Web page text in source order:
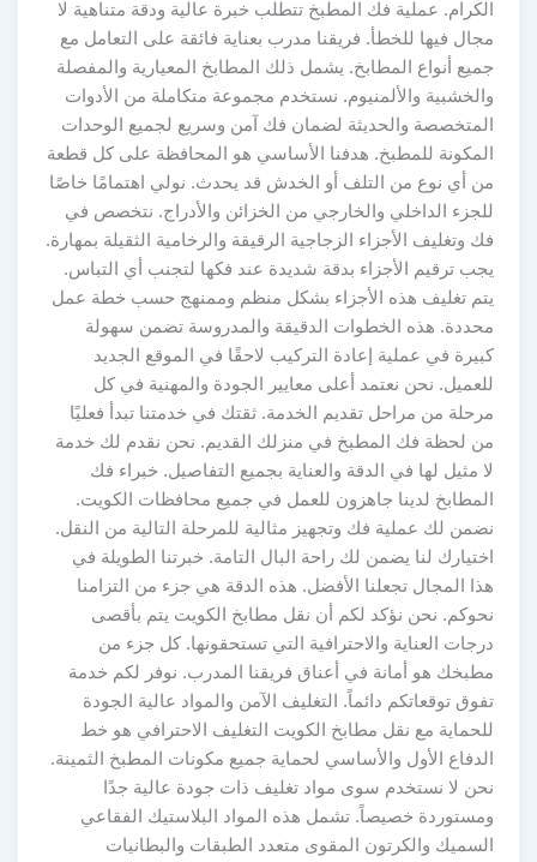
الكرام. عملية فك المطبخ تتطلب خبرة عالية ودقة متناهية لا
مجال فيها للخطأ. فريقنا مدرب بعناية فائقة على التعامل مع
جميع أنواع المطابخ. يشمل ذلك المطابخ المعيارية والمفصلة
والخشبية والألمنيوم. نستخدم مجموعة متكاملة من الأدوات
المتخصصة والحديثة لضمان فك آمن وسريع لجميع الوحدات
المكونة للمطبخ. هدفنا الأساسي هو المحافظة على كل قطعة
من أي نوع من التلف أو الخدش قد يحدث. نولي اهتمامًا خاصًا
للجزء الداخلي والخارجي من الخزائن والأدراج. نتخصص في
فك وتغليف الأجزاء الزجاجية الرقيقة والرخامية الثقيلة بمهارة.
يجب ترقيم الأجزاء بدقة شديدة عند فكها لتجنب أي التباس.
يتم تغليف هذه الأجزاء بشكل منظم وممنهج حسب خطة عمل
محددة. هذه الخطوات الدقيقة والمدروسة تضمن سهولة
كبيرة في عملية إعادة التركيب لاحقًا في الموقع الجديد
للعميل. نحن نعتمد أعلى معايير الجودة والمهنية في كل
مرحلة من مراحل تقديم الخدمة. ثقتك في خدمتنا تبدأ فعليًا
من لحظة فك المطبخ في منزلك القديم. نحن نقدم لك خدمة
لا مثيل لها في الدقة والعناية بجميع التفاصيل. خبراء فك
المطابخ لدينا جاهزون للعمل في جميع محافظات الكويت.
نضمن لك عملية فك وتجهيز مثالية للمرحلة التالية من النقل.
اختيارك لنا يضمن لك راحة البال التامة. خبرتنا الطويلة في
هذا المجال تجعلنا الأفضل. هذه الدقة هي جزء من التزامنا
نحوكم. نحن نؤكد لكم أن نقل مطابخ الكويت يتم بأقصى
درجات العناية والاحترافية التي تستحقونها. كل جزء من
مطبخك هو أمانة في أعناق فريقنا المدرب. نوفر لكم خدمة
تفوق توقعاتكم دائماً. التغليف الآمن والمواد عالية الجودة
للحماية مع نقل مطابخ الكويت التغليف الاحترافي هو خط
الدفاع الأول والأساسي لحماية جميع مكونات المطبخ الثمينة.
نحن لا نستخدم سوى مواد تغليف ذات جودة عالية جدًا
ومستوردة خصيصاً. تشمل هذه المواد البلاستيك الفقاعي
السميك والكرتون المقوى متعدد الطبقات والبطانيات